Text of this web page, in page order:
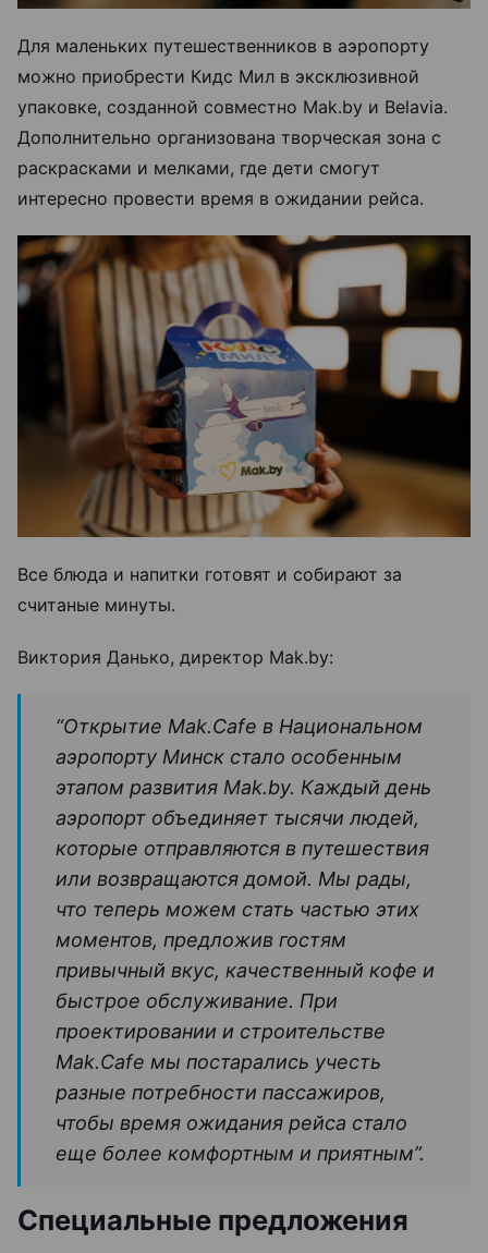
Для маленьких путешественников в аэропорту
можно приобрести Кидс Мил в эксклюзивной
упаковке, созданной совместно Mak.by и Belavia.
Дополнительно организована творческая зона с
раскрасками и мелками, где дети смогут
интересно провести время в ожидании рейса.
Все блюда и напитки готовят и собирают за
считаные минуты.
Виктория Данько, директор Mak.by:
“Открытие Mak.Cafe в Национальном
аэропорту Минск стало особенным
этапом развития Mak.by. Каждый день
аэропорт объединяет тысячи людей,
которые отправляются в путешествия
или возвращаются домой. Мы рады,
что теперь можем стать частью этих
моментов, предложив гостям
привычный вкус, качественный кофе и
быстрое обслуживание. При
проектировании и строительстве
Mak.Cafe мы постарались учесть
разные потребности пассажиров,
чтобы время ожидания рейса стало
еще более комфортным и приятным”.
Специальные предложения